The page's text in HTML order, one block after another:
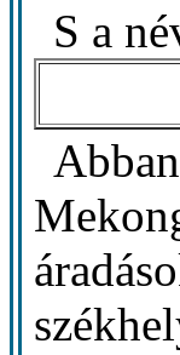
S a